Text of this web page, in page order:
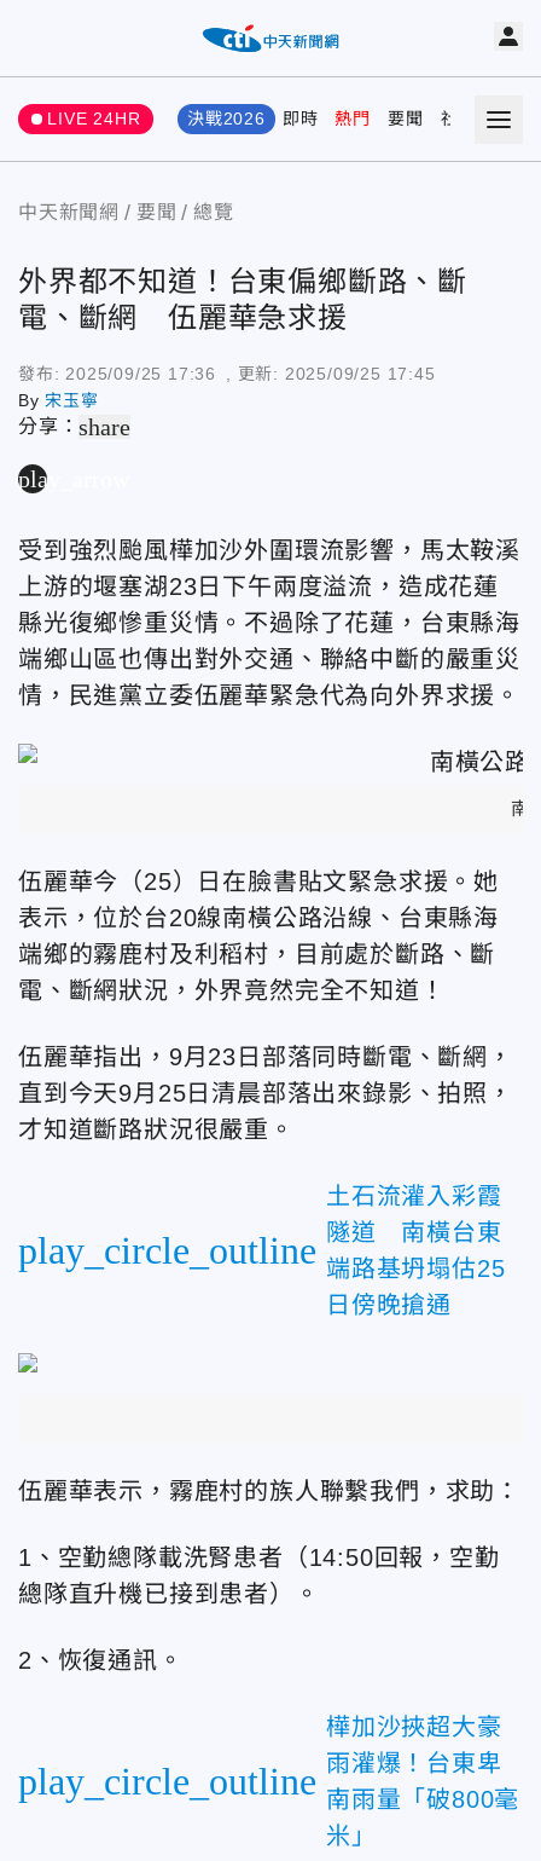
LIVE 24HR 決戰2026 即時 熱門 要聞 社會 娛樂
中天新聞網 要聞 總覽
外界都不知道！台東偏鄉斷路、斷
電、斷網 伍麗華急求援
發布: 2025/09/25 17:36 , 更新: 2025/09/25 17:45
By 宋玉寧
分享：share
play_arrow
受到強烈颱風樺加沙外圍環流影響，馬太鞍溪
上游的堰塞湖23日下午兩度溢流，造成花蓮
縣光復鄉慘重災情。不過除了花蓮，台東縣海
端鄉山區也傳出對外交通、聯絡中斷的嚴重災
情，民進黨立委伍麗華緊急代為向外界求援。
南
伍麗華今（25）日在臉書貼文緊急求援。她
表示，位於台20線南橫公路沿線、台東縣海
端鄉的霧鹿村及利稻村，目前處於斷路、斷
電、斷網狀況，外界竟然完全不知道！
伍麗華指出，9月23日部落同時斷電、斷網，
直到今天9月25日清晨部落出來錄影、拍照，
才知道斷路狀況很嚴重。
play_circle_outline
土石流灌入彩霞
隧道 南橫台東
端路基坍塌估25
日傍晚搶通
伍麗華表示，霧鹿村的族人聯繫我們，求助：
1、空勤總隊載洗腎患者（14:50回報，空勤
總隊直升機已接到患者）。
2、恢復通訊。
play_circle_outline
樺加沙挾超大豪
雨灌爆！台東卑
南雨量「破800毫
米」